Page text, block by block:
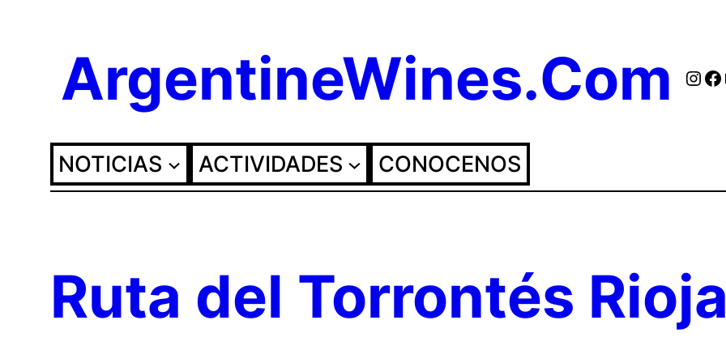
contenidoArgentineWines.Com
NOTICIAS ACTIVIDADES CONOCENOS
Ruta del Torrontés